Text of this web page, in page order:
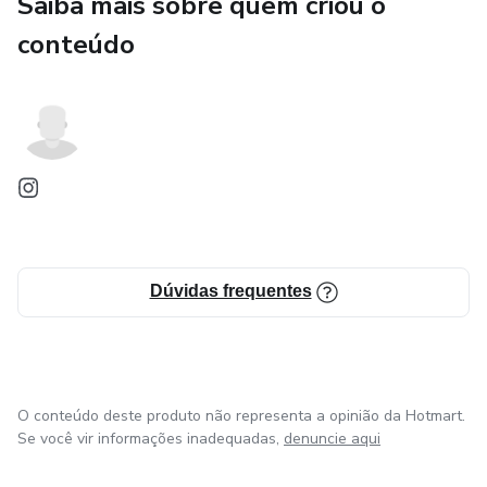
conteúdo
Dúvidas frequentes
O conteúdo deste produto não representa a opinião da Hotmart.
Se você vir informações inadequadas, denuncie aqui